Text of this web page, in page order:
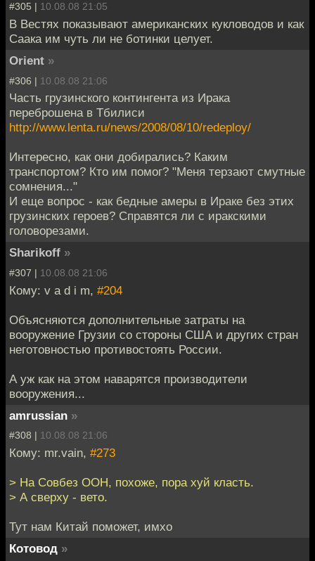
#305 | 10.08.08 21:05
В Вестях показывают американских кукловодов и как
Саака им чуть ли не ботинки целует.
Orient »
#306 | 10.08.08 21:06
Часть грузинского контингента из Ирака
переброшена в Тбилиси
http://www.lenta.ru/news/2008/08/10/redeploy/
Интересно, как они добирались? Каким
транспортом? Кто им помог? "Меня терзают смутные
сомнения..."
И еще вопрос - как бедные амеры в Ираке без этих
грузинских героев? Справятся ли с иракскими
головорезами.
Sharikoff »
#307 | 10.08.08 21:06
Кому: v a d i m, #204
Объясняются дополнительные затраты на
вооружение Грузии со стороны США и других стран
неготовностью противостоять России.
А уж как на этом наварятся производители
вооружения...
amrussian »
#308 | 10.08.08 21:06
Кому: mr.vain, #273
> На Совбез ООН, похоже, пора хуй класть.
> А сверху - вето.
Тут нам Китай поможет, имхо
Котовод »